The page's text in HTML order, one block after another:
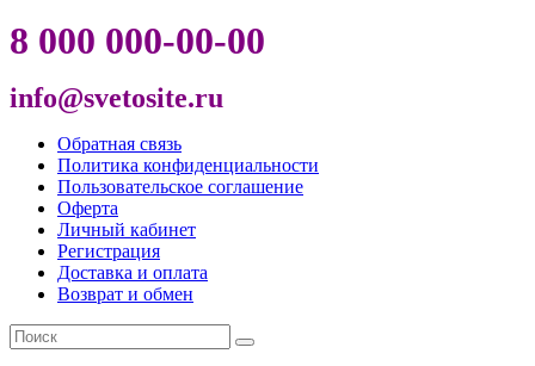
8 000 000-00-00
info@svetosite.ru
Обратная связь
Политика конфиденциальности
Пользовательское соглашение
Оферта
Личный кабинет
Регистрация
Доставка и оплата
Возврат и обмен